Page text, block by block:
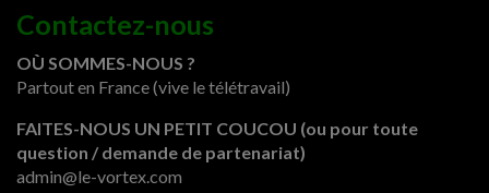
Contactez-nous
OÙ SOMMES-NOUS ?
Partout en France (vive le télétravail)
FAITES-NOUS UN PETIT COUCOU (ou pour toute
question / demande de partenariat)
admin@le-vortex.com